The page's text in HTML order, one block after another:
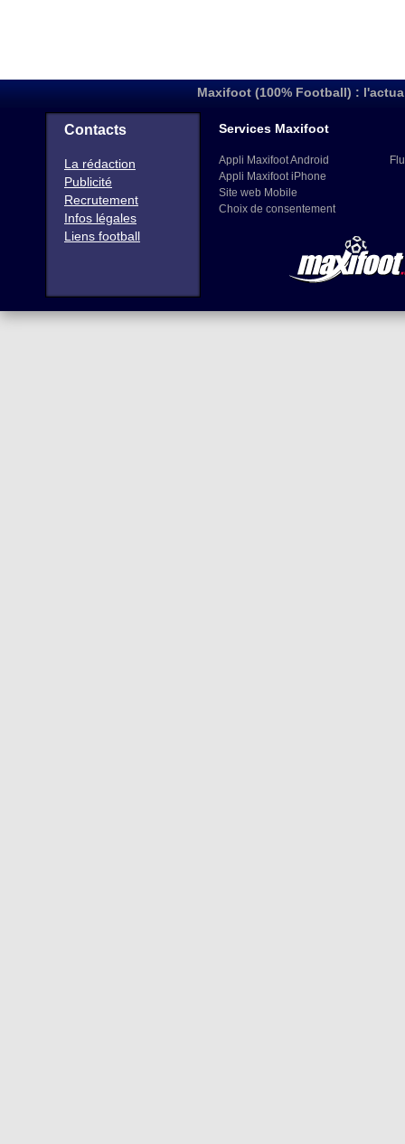
Maxifoot (100% Football) :
Contacts
La rédaction
Publicité
Recrutement
Infos légales
Liens football
Services Maxifoot
Appli Maxifoot Android
Appli Maxifoot iPhone
Site web Mobile
Choix de consentement